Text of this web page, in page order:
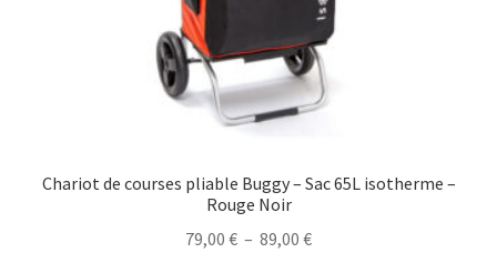
Chariot de courses pliable Buggy – Sac 65L isotherme –
Rouge Noir
79,00 € – 89,00 €Plage